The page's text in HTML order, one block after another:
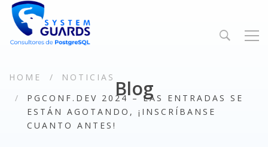
Blog
HOME
NOTICIAS
PGCONF.DEV 2024 – LAS ENTRADAS SE
ESTÁN AGOTANDO, ¡INSCRÍBANSE
CUANTO ANTES!